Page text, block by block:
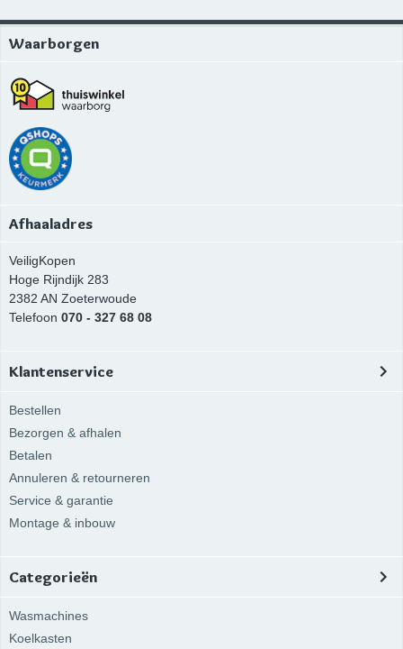
Waarborgen
Afhaaladres
VeiligKopen
Hoge Rijndijk 283
2382 AN Zoeterwoude
Telefoon 070 - 327 68 08
Klantenservice
Bestellen
Bezorgen & afhalen
Betalen
Annuleren & retourneren
Service & garantie
Montage & inbouw
Categorieën
Wasmachines
Koelkasten